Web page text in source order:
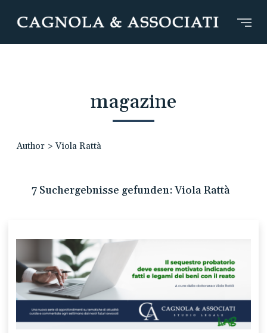
magazine
Author > Viola Rattà
7 Suchergebnisse gefunden: Viola Rattà